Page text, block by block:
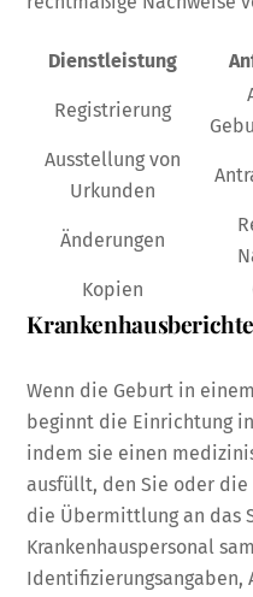
Dienstleistung
Registrierung
Ausstellung von
Urkunden
Änderungen
Kopien
Wenn die Geburt in
beginnt die Einrichtung
indem sie einen
ausfüllt, den Sie oder
die Übermittlung an das
Krankenhauspersonal
Identifizierungsangaben,